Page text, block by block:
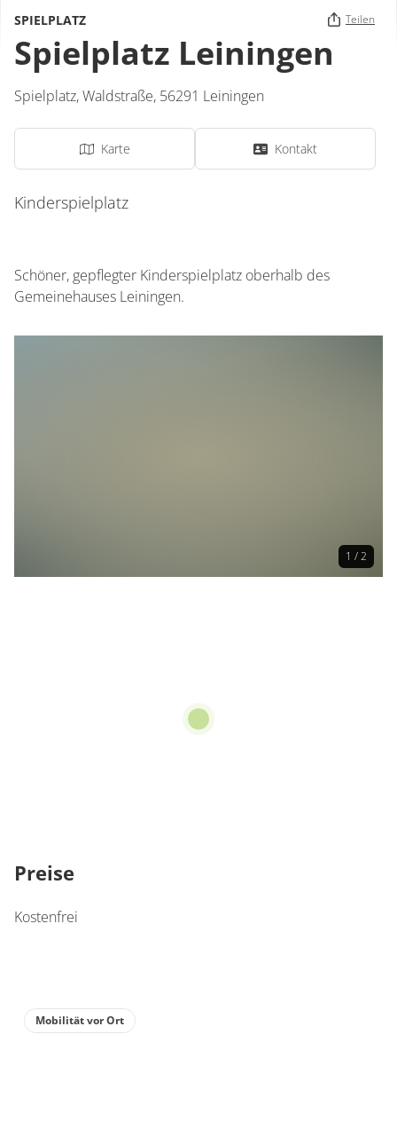
SPIELPLATZ Teilen
Spielplatz Leiningen
Spielplatz,Waldstraße, 56291 Leiningen
Karte Kontakt
Kinderspielplatz
Schöner, gepflegter Kinderspielplatz oberhalb des
Gemeinehauses Leiningen.
1 / 2
Preise
Kostenfrei
Mobilität vor Ort